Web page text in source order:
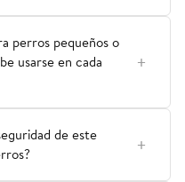
perros pequeños o
usarse en cada
de este